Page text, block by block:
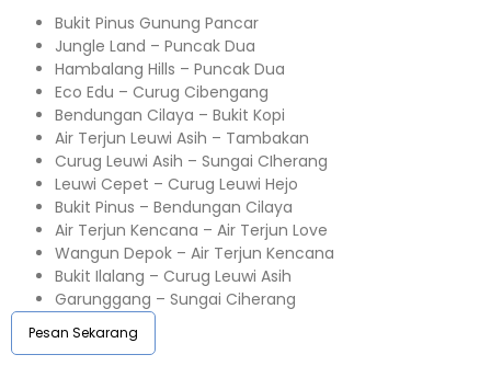
Bukit Pinus Gunung Pancar
Jungle Land – Puncak Dua
Hambalang Hills – Puncak Dua
Eco Edu – Curug Cibengang
Bendungan Cilaya – Bukit Kopi
Air Terjun Leuwi Asih – Tambakan
Curug Leuwi Asih – Sungai CIherang
Leuwi Cepet – Curug Leuwi Hejo
Bukit Pinus – Bendungan Cilaya
Air Terjun Kencana – Air Terjun Love
Wangun Depok – Air Terjun Kencana
Bukit Ilalang – Curug Leuwi Asih
Garunggang – Sungai Ciherang
Pesan Sekarang